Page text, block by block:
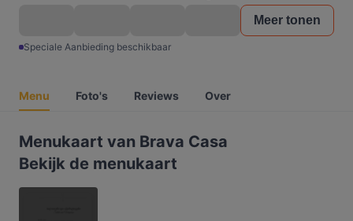
Meer tonen
Speciale Aanbieding beschikbaar
Menu Foto's Reviews Over
Menukaart van Brava Casa
Bekijk de menukaart